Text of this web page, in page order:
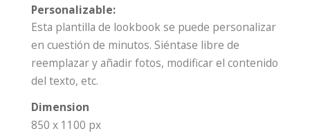
Personalizable:
Esta plantilla de lookbook se puede personalizar
en cuestión de minutos. Siéntase libre de
reemplazar y añadir fotos, modificar el contenido
del texto, etc.
Dimension
850 x 1100 px